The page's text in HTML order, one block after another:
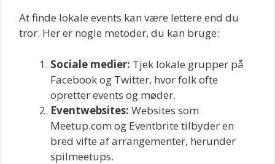
At finde lokale events kan være lettere end du
tror. Her er nogle metoder, du kan bruge:
Sociale medier: Tjek lokale grupper på
Facebook og Twitter, hvor folk ofte
opretter events og møder.
Eventwebsites: Websites som
Meetup.com og Eventbrite tilbyder en
bred vifte af arrangementer, herunder
spilmeetups.